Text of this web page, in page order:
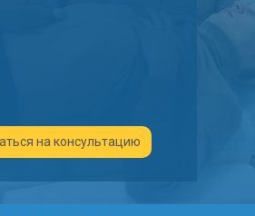
на консультацию